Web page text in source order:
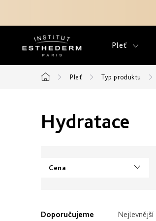
obsah
Pleť
Domů
Pleť Typ produktu
Hydratace
Cena
Doporučujeme Nejlevnější